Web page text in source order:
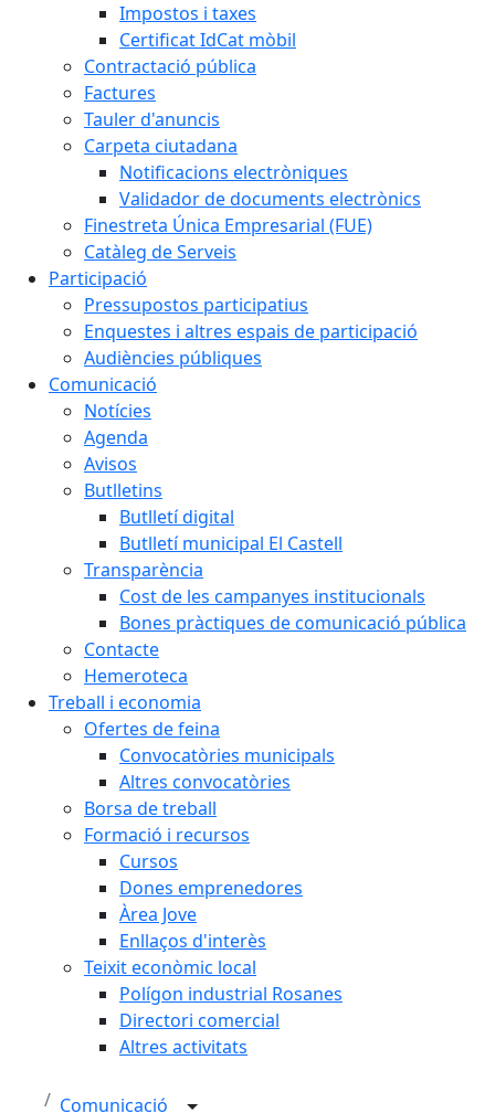
Impostos i taxes
Certificat IdCat mòbil
Contractació pública
Factures
Tauler d'anuncis
Carpeta ciutadana
Notificacions electròniques
Validador de documents electrònics
Finestreta Única Empresarial (FUE)
Catàleg de Serveis
Participació
Pressupostos participatius
Enquestes i altres espais de participació
Audiències públiques
Comunicació
Notícies
Agenda
Avisos
Butlletins
Butlletí digital
Butlletí municipal El Castell
Transparència
Cost de les campanyes institucionals
Bones pràctiques de comunicació pública
Contacte
Hemeroteca
Treball i economia
Ofertes de feina
Convocatòries municipals
Altres convocatòries
Borsa de treball
Formació i recursos
Cursos
Dones emprenedores
Àrea Jove
Enllaços d'interès
Teixit econòmic local
Polígon industrial Rosanes
Directori comercial
Altres activitats
Comunicació